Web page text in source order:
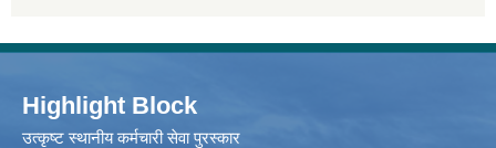
Highlight Block
उत्‍कृष्ट स्थानीय कर्मचारी सेवा पुरस्कार